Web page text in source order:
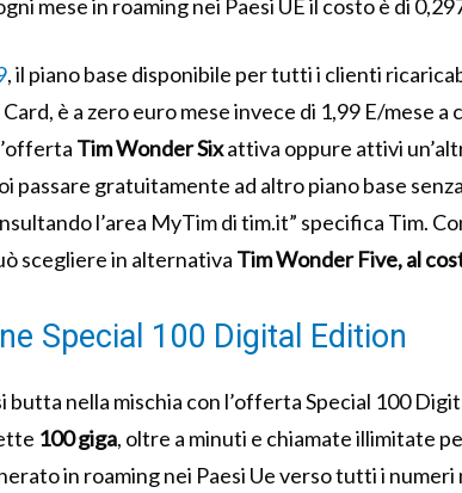
mese in roaming nei Paesi UE il costo è di
, il piano base disponibile per tutti i clienti
è a zero euro mese invece di 1,99 E/mese a
Tim Wonder Sixattiva oppure attivi
passare gratuitamente ad altro piano base
l’area MyTim di tim.it” specifica Tim.
scegliere in alternativa Tim Wonder Five, al
Special 100 Digital Edition
butta nella mischia con l’offerta Special 100
100 giga, oltre a minuti e chiamate illimitate
in roaming nei Paesi Ue verso tutti i